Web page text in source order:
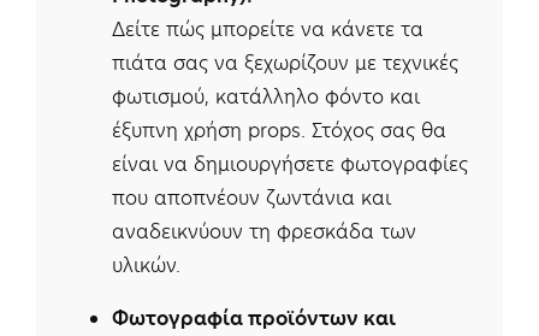
Δείτε πώς μπορείτε να κάνετε τα
πιάτα σας να ξεχωρίζουν με τεχνικές
φωτισμού, κατάλληλο φόντο και
έξυπνη χρήση props. Στόχος σας θα
είναι να δημιουργήσετε φωτογραφίες
που αποπνέουν ζωντάνια και
αναδεικνύουν τη φρεσκάδα των
υλικών.
Φωτογραφία προϊόντων και